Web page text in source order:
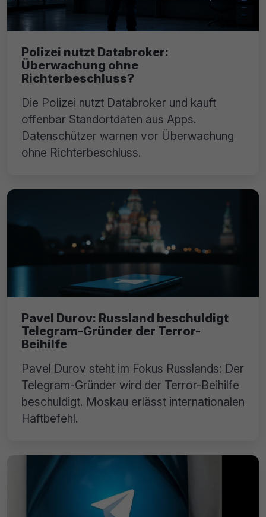
Polizei nutzt Databroker:
Überwachung ohne
Richterbeschluss?
Die Polizei nutzt Databroker und kauft
offenbar Standortdaten aus Apps.
Datenschützer warnen vor Überwachung
ohne Richterbeschluss.
Pavel Durov: Russland beschuldigt
Telegram-Gründer der Terror-
Beihilfe
Pavel Durov steht im Fokus Russlands: Der
Telegram-Gründer wird der Terror-Beihilfe
beschuldigt. Moskau erlässt internationalen
Haftbefehl.